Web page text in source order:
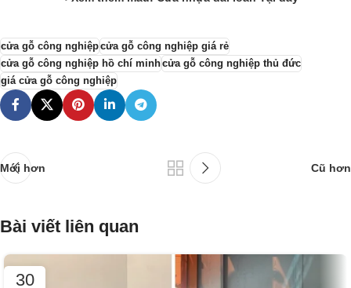
cửa gỗ công nghiệpcửa gỗ công nghiệp giá rẻ
cửa gỗ công nghiệp hồ chí minhcửa gỗ công nghiệp thủ đức
giá cửa gỗ công nghiệp
Mới hơn Cũ hơn
Bài viết liên quan
30